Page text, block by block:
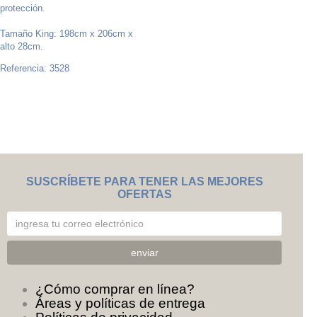
protección.
Tamaño King: 198cm x 206cm x
alto 28cm.
Referencia: 3528
SUSCRÍBETE PARA TENER LAS MEJORES
OFERTAS
¿Cómo comprar en línea?
Áreas y políticas de entrega